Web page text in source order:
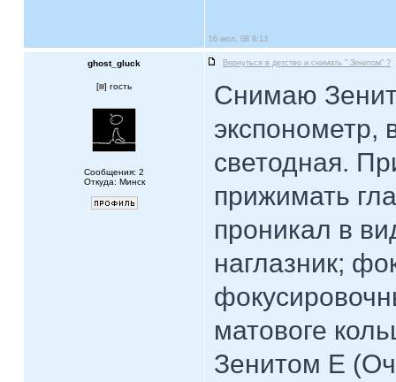
16 июл, 08 8:13
ghost_gluck Вернуться в детство и снимать " Зенитом" ?
[ ] гость
Сообщения: 2
Откуда: Минск
Снимаю
экспонометр,
светодная.
прижимать
проникал в
наглазник;
матовоге
Зенитом E